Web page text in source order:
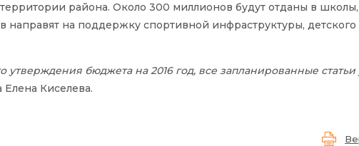
района. Около 300 миллионов будут отданы в
направят на поддержку спортивной инфраструктуры,
утверждения бюджета на 2016 год, все запланированные статьи
Киселева.